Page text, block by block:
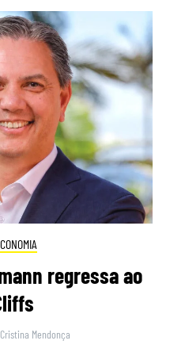
regressa ao
Cristina Mendonça